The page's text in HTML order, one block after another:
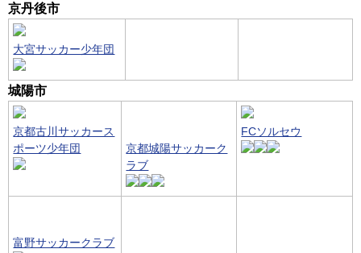
京丹後市
大宮サッカー少年団
城陽市
京都古川サッカース
ポーツ少年団
京都城陽サッカーク
ラブ
FCソルセウ
富野サッカークラブ